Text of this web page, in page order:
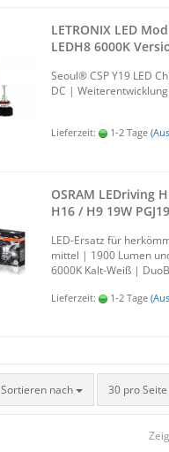
LE­TRO­NIX LED
LEDH8 6000K
Seoul® CSP Y19 LED
DC |
Lieferzeit: 1-2 Tage
OSRAM LED­ri­ving
H16 / H9 19W
LED-​Ersatz für
mit­tel | 1900 Lumen
6000K Kalt-​Weiß |
Lieferzeit: 1-2 Tage
Sortieren nach 30 pro Seite